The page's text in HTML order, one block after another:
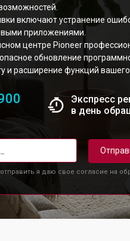
включают устранение
приложениями.
центре Pioneer
обновление
и расширение функций вашего
Экспресс
в день
я даю свое согласие на